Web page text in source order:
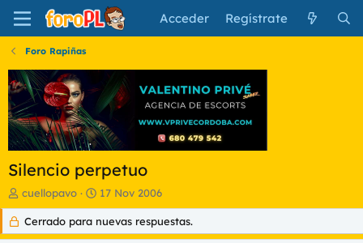
Acceder Regístrate
Foro Rapiñas
Silencio perpetuo
I
n
c
cuellopavo
F
e
c
h
17 Nov 2006
Cerrado para nuevas respuestas.